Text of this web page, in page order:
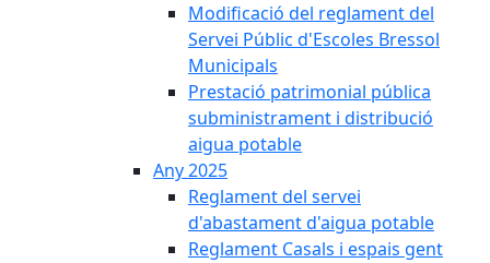
Modificació del reglament del
Servei Públic d'Escoles Bressol
Municipals
Prestació patrimonial pública
subministrament i distribució
aigua potable
Any 2025
Reglament del servei
d'abastament d'aigua potable
Reglament Casals i espais gent